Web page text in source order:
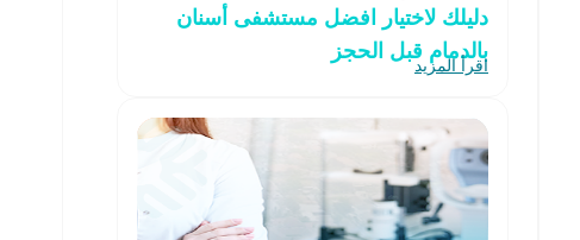
دليلك لاختيار افضل مستشفى أسنان
بالدمام قبل الحجز
اقرأ المزيد